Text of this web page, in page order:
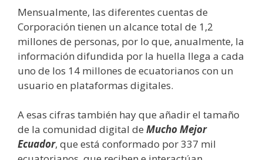
Mensualmente, las diferentes cuentas de
Corporación tienen un alcance total de 1,2
millones de personas, por lo que, anualmente, la
información difundida por la huella llega a cada
uno de los 14 millones de ecuatorianos con un
usuario en plataformas digitales.
A esas cifras también hay que añadir el tamaño
de la comunidad digital de Mucho Mejor
Ecuador, que está conformado por 337 mil